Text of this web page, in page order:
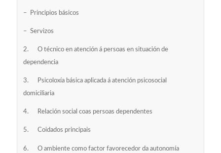
– Principios básicos
– Servizos
2. O técnico en atención á persoas en situación de
dependencia
3. Psicoloxía básica aplicada á atención psicosocial
domiciliaria
4. Relación social coas persoas dependentes
5. Coidados principais
6. O ambiente como factor favorecedor da autonomía